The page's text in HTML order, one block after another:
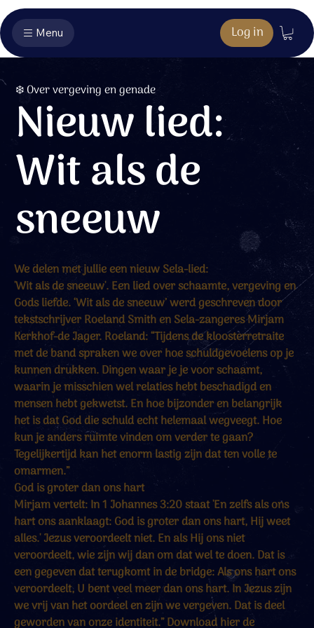
Menu Log in
❄️ Over vergeving en genade
Nieuw lied:
Wit als de
sneeuw
We delen met jullie een nieuw Sela-lied:
'Wit als de sneeuw'. Een lied over schaamte, vergeving en
Gods liefde. ‘Wit als de sneeuw’ werd geschreven door
tekstschrijver Roeland Smith en Sela-zangeres Mirjam
Kerkhof-de Jager. Roeland: “Tijdens de kloosterretraite
met de band spraken we over hoe schuldgevoelens op je
kunnen drukken. Dingen waar je je voor schaamt,
waarin je misschien wel relaties hebt beschadigd en
mensen hebt gekwetst. En hoe bijzonder en belangrijk
het is dat God die schuld echt helemaal wegveegt. Hoe
kun je anders ruimte vinden om verder te gaan?
Tegelijkertijd kan het enorm lastig zijn dat ten volle te
omarmen.”
God is groter dan ons hart
Mirjam vertelt: In 1 Johannes 3:20 staat 'En zelfs als ons
hart ons aanklaagt: God is groter dan ons hart, Hij weet
alles.' Jezus veroordeelt niet. En als Hij ons niet
veroordeelt, wie zijn wij dan om dat wel te doen. Dat is
een gegeven dat terugkomt in de bridge: Als ons hart ons
veroordeelt, U bent veel meer dan ons hart. In Jezus zijn
we vrij van het oordeel en zijn we vergeven. Dat is deel
geworden van onze identiteit.” Download hier de